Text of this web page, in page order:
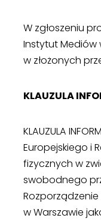
W zgłoszeniu
Instytut
w złożonych
KLAUZULA
KLAUZULA
Europejskiego i
fizycznych w
swobodnego
w Warszawie